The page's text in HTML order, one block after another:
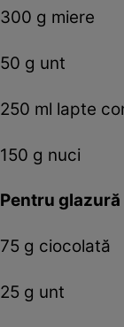
300 g miere
50 g unt
250 ml lapte
150 g nuci
Pentru glazură
75 g ciocolată
25 g unt